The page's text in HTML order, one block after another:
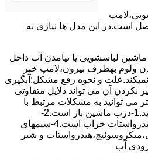
اﺳﺖ.در اﯾﻦ مدل ها ﻧﯿﺎزی ﺑﻪ
ماشین لباسشویی یا نیامدن آب داخل
وﻟﻮم بهطرف ﺑﯿﺮون،ﻻﻣﭗ ﺧﺒﺮ
و نحوه رﻓﻊ مشکل:آبگیری
نکردن آن می تواند دلایل متفاوتی
می توانید به مشکلات مرتبط با
آبگیری لباسشویی مراجعه کنید.1-درب ﻣﺎﺷﯿﻦ ﺑﺎز اﺳﺖ.2-
ﻣﯿﮑﺮوﺳﻮﺋﯿﭻ ﺧﺮاب اﺳﺖ.3-ﻫﯿﺪرواﺳﺘﺎت ﺧﺮاب اﺳﺖ.4-سیمهای
و ﺷﯿﺮ